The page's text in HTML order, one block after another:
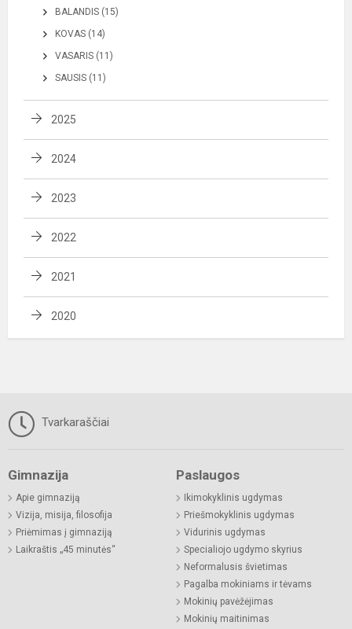
BALANDIS (15)
KOVAS (14)
VASARIS (11)
SAUSIS (11)
2025
2024
2023
2022
2021
2020
Tvarkaraščiai
Gimnazija
Apie gimnaziją
Vizija, misija, filosofija
Priėmimas į gimnaziją
Laikraštis „45 minutės“
Paslaugos
Ikimokyklinis ugdymas
Priešmokyklinis ugdymas
Vidurinis ugdymas
Specialiojo ugdymo skyrius
Neformalusis švietimas
Pagalba mokiniams ir tėvams
Mokinių pavėžėjimas
Mokinių maitinimas